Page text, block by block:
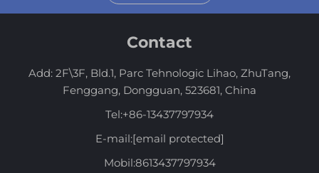
Contact
Add: 2F\3F, Bld.1, Parc Tehnologic Lihao, ZhuTang,
Fenggang, Dongguan, 523681, China
Tel:+86-13437797934
E-mail:[email protected]
Mobil:8613437797934